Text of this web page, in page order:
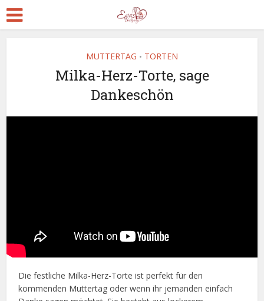
MUTTERTAG • TORTEN
Milka-Herz-Torte, sage
Dankeschön
Die festliche Milka-Herz-Torte ist perfekt für den
kommenden Muttertag oder wenn ihr jemanden einfach